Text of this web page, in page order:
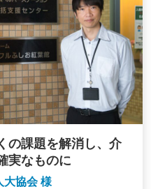
の課題を解消し、介
実なものに
大協会 様